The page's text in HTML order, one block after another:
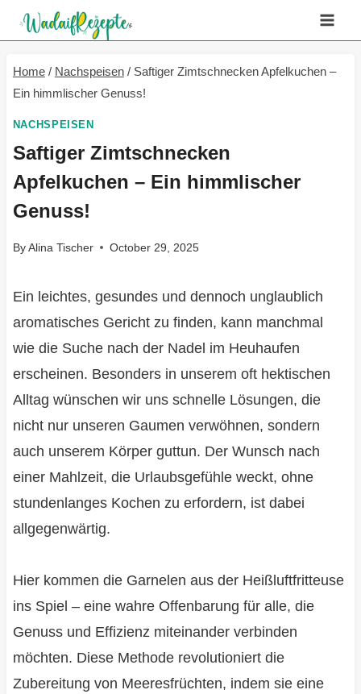
Skip
to
content
Home / Nachspeisen / Saftiger Zimtschnecken Apfelkuchen –
Ein himmlischer Genuss!
NACHSPEISEN
Saftiger Zimtschnecken
Apfelkuchen – Ein himmlischer
Genuss!
ByAlina Tischer October 29, 2025
Ein leichtes, gesundes und dennoch unglaublich
aromatisches Gericht zu finden, kann manchmal
wie die Suche nach der Nadel im Heuhaufen
erscheinen. Besonders in unserem oft hektischen
Alltag wünschen wir uns schnelle Lösungen, die
nicht nur unseren Gaumen verwöhnen, sondern
auch unserem Körper guttun. Der Wunsch nach
einer Mahlzeit, die Urlaubsgefühle weckt, ohne
stundenlanges Kochen zu erfordern, ist dabei
allgegenwärtig.
Hier kommen die Garnelen aus der Heißluftfritteuse
ins Spiel – eine wahre Offenbarung für alle, die
Genuss und Effizienz miteinander verbinden
möchten. Diese Methode revolutioniert die
Zubereitung von Meeresfrüchten, indem sie eine